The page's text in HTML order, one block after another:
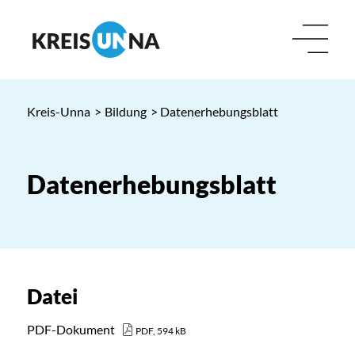
Kreis-Unna > Bildung > Datenerhebungsblatt
Datenerhebungsblatt
Datei
PDF-Dokument PDF, 594 kB